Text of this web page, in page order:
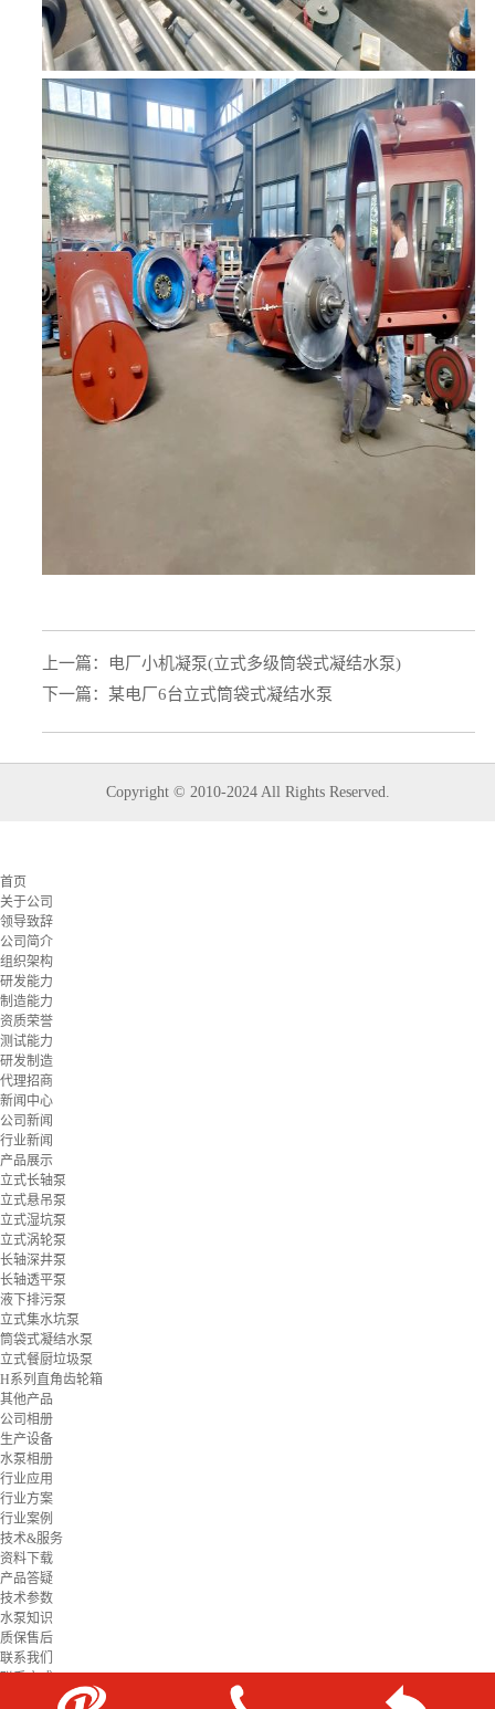
上一篇：
电厂小机凝泵(立式多级筒袋式凝结水泵)
下一篇： 某电厂6台立式筒袋式凝结水泵
Copyright © 2010-2024 All Rights Reserved.
首页
关于公司
领导致辞
公司简介
组织架构
研发能力
制造能力
资质荣誉
测试能力
研发制造
代理招商
新闻中心
公司新闻
行业新闻
产品展示
立式长轴泵
立式悬吊泵
立式湿坑泵
立式涡轮泵
长轴深井泵
长轴透平泵
液下排污泵
立式集水坑泵
筒袋式凝结水泵
立式餐厨垃圾泵
H系列直角齿轮箱
其他产品
公司相册
生产设备
水泵相册
行业应用
行业方案
行业案例
技术&服务
资料下载
产品答疑
技术参数
水泵知识
质保售后
联系我们